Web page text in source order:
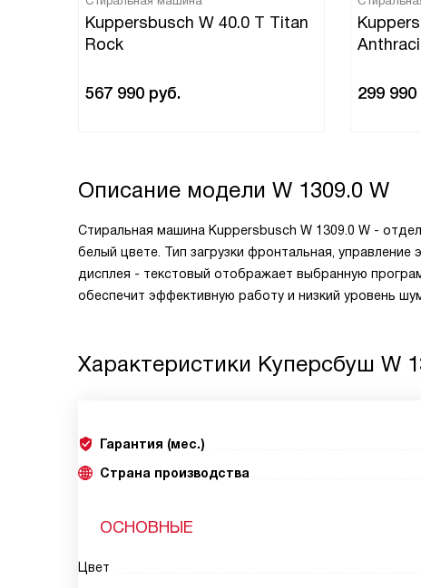
Kuppersbusch W 40.0 T Titan
Rock
567 990 руб. 299 990
Описание модели W 1309.0 W
Стиральная машина Kuppersbusch W 1309.0 W -
белый цвете. Тип загрузки фронтальная,
дисплея - текстовый отображает выбранную
обеспечит эффективную работу и низкий уровень
Характеристики Куперсбуш W
Гарантия (мес.)
Страна производства
ОСНОВНЫЕ
Цвет